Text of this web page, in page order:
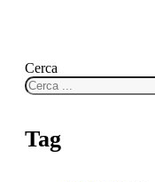
Cerca
Tag